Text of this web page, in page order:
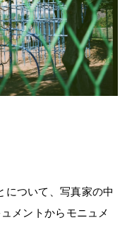
について、写真家の中
メントからモニュメ